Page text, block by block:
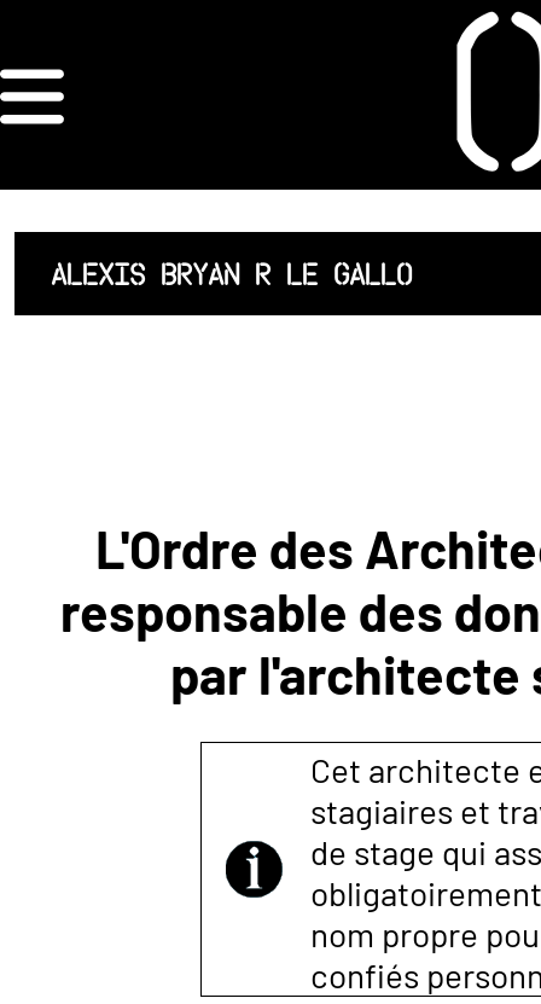
ORDRE DES
ARCHITECTES
ACCUEIL
LISTE DES
NOUS
CONTACTER
ALEXIS BRYAN R LE GALLO
L'Ordre des
responsable des
par l'architecte
Cet architecte
stagiaires et
de stage qui
nom propre
confiés